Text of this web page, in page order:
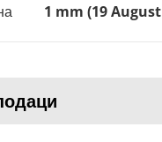
1 mm (19